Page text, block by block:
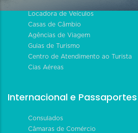
Locadora de Veículos
Casas de Câmbio
Agências de Viagem
Guias de Turismo
Centro de Atendimento ao Turista
Cias Aéreas
Internacional e Passaportes
Consulados
Câmaras de Comércio